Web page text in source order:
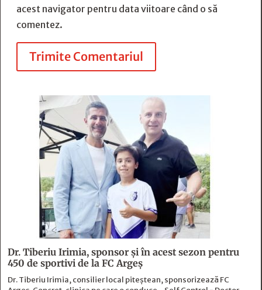
acest navigator pentru data viitoare când o să
comentez.
Trimite Comentariul
Dr. Tiberiu Irimia, sponsor şi în acest sezon pentru
450 de sportivi de la FC Argeş
Dr. Tiberiu Irimia, consilier local piteștean, sponsorizează FC